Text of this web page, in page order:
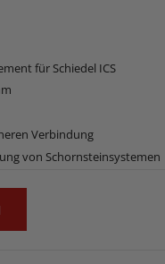
für Schiedel ICS
Verbindung
von Schornsteinsystemen